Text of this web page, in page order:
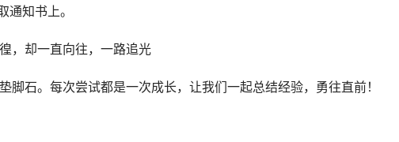
通知书上。
，却一直向往，一路追光
脚石。每次尝试都是一次成长，让我们一起总结经验，勇往直前！